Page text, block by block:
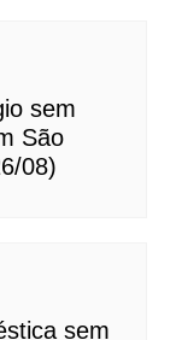
sem
São
08)
sem